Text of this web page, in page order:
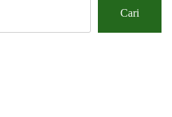
Cari